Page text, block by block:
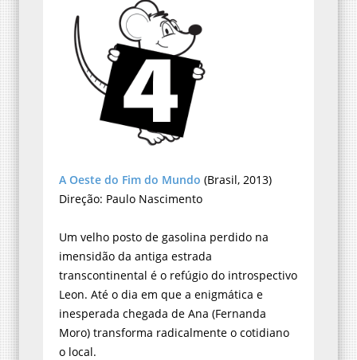
A Oeste do Fim do Mundo (Brasil, 2013)
Direção: Paulo Nascimento
Um velho posto de gasolina perdido na
imensidão da antiga estrada
transcontinental é o refúgio do introspectivo
Leon. Até o dia em que a enigmática e
inesperada chegada de Ana (Fernanda
Moro) transforma radicalmente o cotidiano
o local.